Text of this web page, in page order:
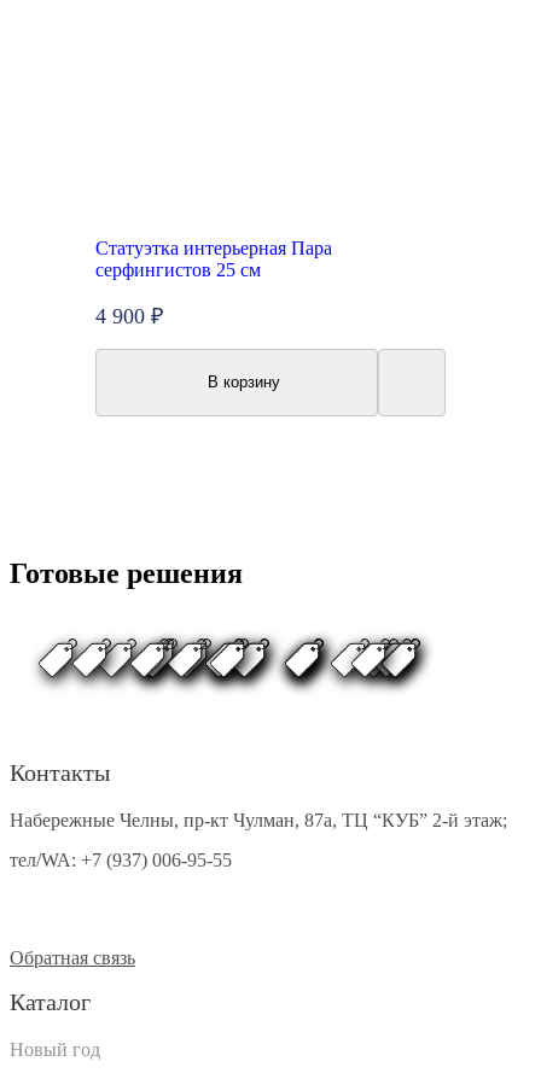
Статуэтка интерьерная Пара
серфингистов 25 см
4 900 ₽
В корзину
Готовые решения
Контакты
Набережные Челны, пр-кт Чулман, 87а, ТЦ “КУБ” 2-й этаж;
тел/WA: +7 (937) 006-95-55
Обратная связь
Каталог
Новый год